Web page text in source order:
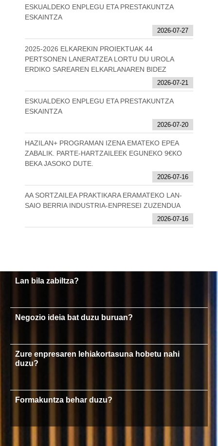
ESKUALDEKO ENPLEGU ETA PRESTAKUNTZA
ESKAINTZA
2026-07-27
2025-2026 ELKAREKIN PROIEKTUAK 44
PERTSONEN LANERATZEA LORTU DU UROLA
ERDIKO SAREAREN ELKARLANAREN BIDEZ
2026-07-21
ESKUALDEKO ENPLEGU ETA PRESTAKUNTZA
ESKAINTZA
2026-07-20
HAZILAN+ PROGRAMAN IZENA EMATEKO EPEA
ZABALIK. PARTE-HARTZAILEEK EGUNEKO 9€KO
BEKA JASOKO DUTE.
2026-07-16
AA SORTZAILEA PRAKTIKARA ERAMATEKO LAN-
SAIO BERRIA INDUSTRIA-ENPRESEI ZUZENDUA
2026-07-16
Lan bila zabiltza?
Negozio ideia bat duzu buruan?
Zure enpresaren lehiakortasuna hobetu nahi
duzu?
Formakuntza behar duzu?